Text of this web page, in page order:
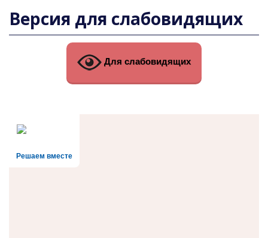
Версия для слабовидящих
Для слабовидящих
Решаем вместе